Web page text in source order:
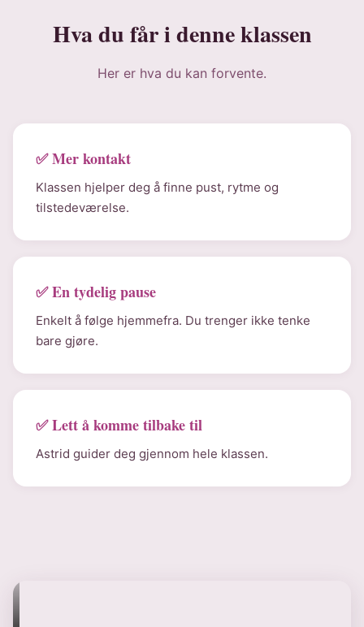
Hva du får i denne klassen
Her er hva du kan forvente.
✅ Mer kontakt
Klassen hjelper deg å finne pust, rytme og
tilstedeværelse.
✅ En tydelig pause
Enkelt å følge hjemmefra. Du trenger ikke tenke
bare gjøre.
✅ Lett å komme tilbake til
Astrid guider deg gjennom hele klassen.